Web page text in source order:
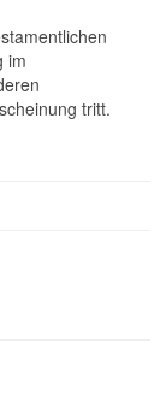
im
tritt.